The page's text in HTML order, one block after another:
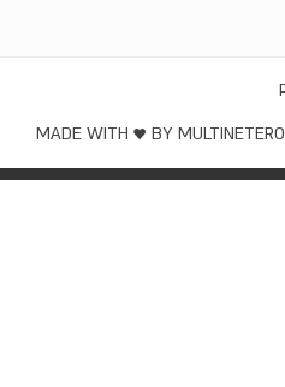
MADE WITH ♥️ BY MULTINET